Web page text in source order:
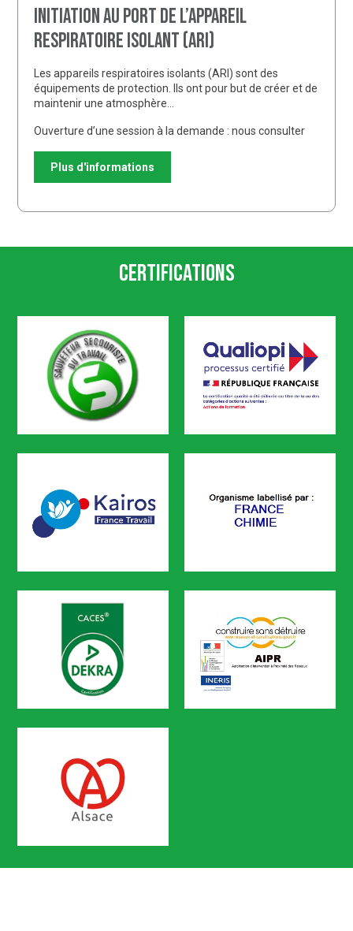
Initiation au port de l’appareil
respiratoire isolant (ARI)
Les appareils respiratoires isolants (ARI) sont des
équipements de protection. Ils ont pour but de créer et de
maintenir une atmosphère…
Ouverture d’une session à la demande : nous consulter
Plus d'informations
Certifications
SST Qualiopi
KAIROS FRANCE CHIMIE
CACES AIPR
Certification n° 5619
Partenaire Marque Alsace